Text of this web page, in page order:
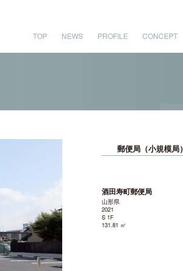
TOP NEWS PROFILE CONCEPT
郵便局（小規模局）
酒田寿町郵便局
山形県
2021
S 1F
131.81 ㎡